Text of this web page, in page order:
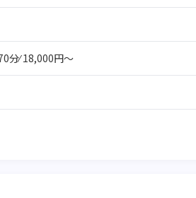
分⁄ 18,000円～